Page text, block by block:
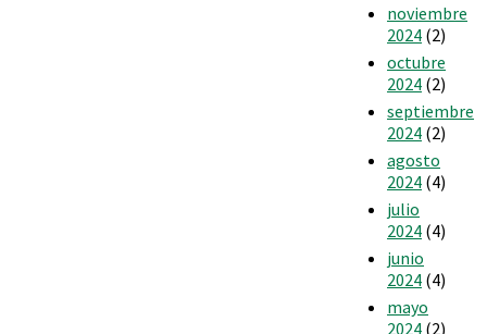
noviembre
2024 (2)
octubre
2024 (2)
septiembre
2024 (2)
agosto
2024 (4)
julio
2024 (4)
junio
2024 (4)
mayo
2024 (2)